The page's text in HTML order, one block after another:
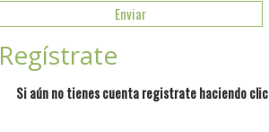
Regístrate
Si aún no tienes cuenta registrate haciendo clic